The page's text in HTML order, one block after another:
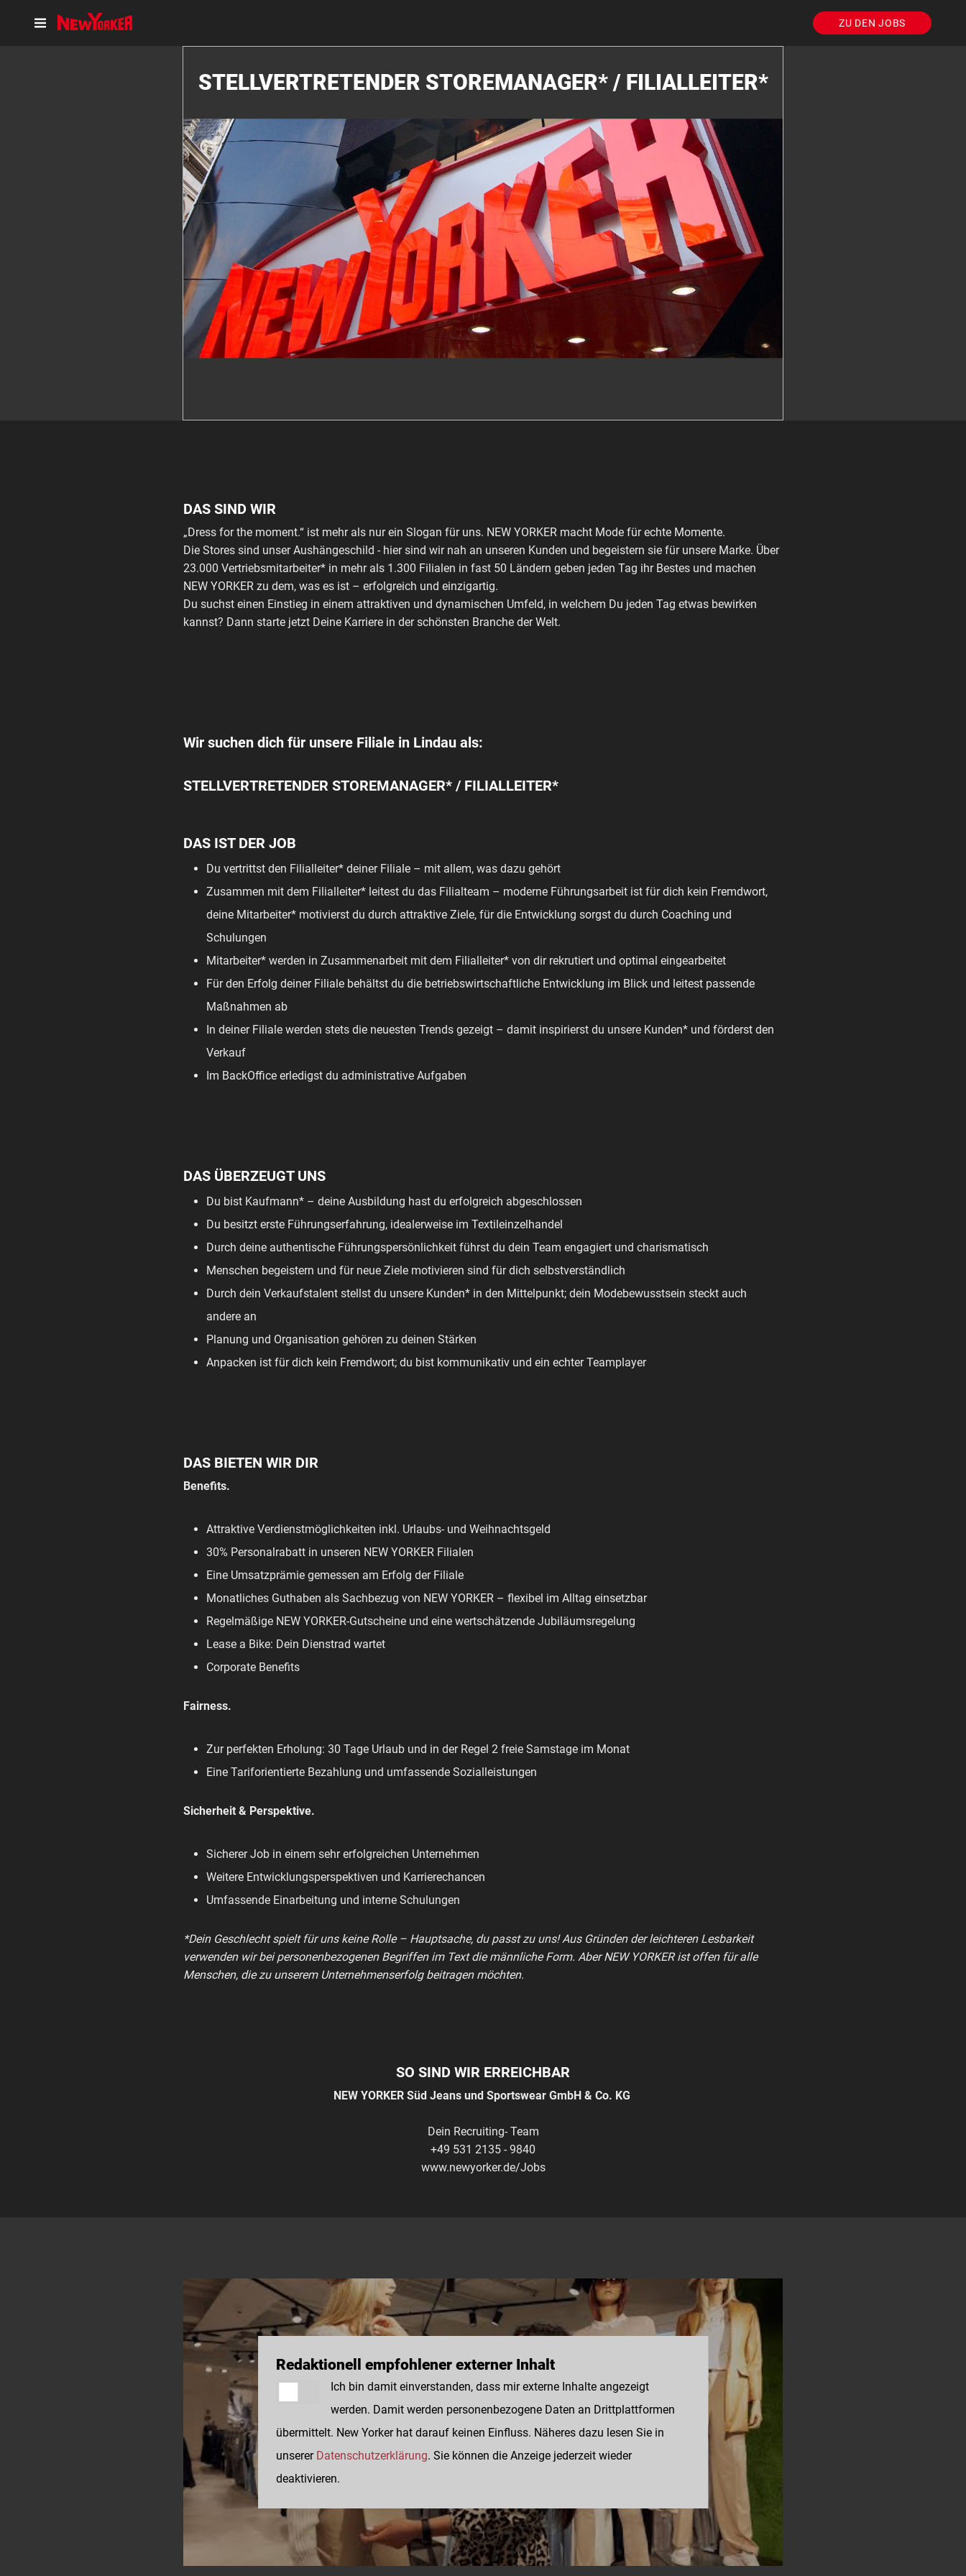
ZU DEN JOBS
STELLVERTRETENDER STOREMANAGER* / FILIALLEITER*
DAS SIND WIR
„Dress for the moment.“ ist mehr als nur ein Slogan für uns. NEW YORKER macht Mode für echte Momente.
Die Stores sind unser Aushängeschild - hier sind wir nah an unseren Kunden und begeistern sie für unsere Marke. Über
23.000 Vertriebsmitarbeiter* in mehr als 1.300 Filialen in fast 50 Ländern geben jeden Tag ihr Bestes und machen
NEW YORKER zu dem, was es ist – erfolgreich und einzigartig.
Du suchst einen Einstieg in einem attraktiven und dynamischen Umfeld, in welchem Du jeden Tag etwas bewirken
kannst? Dann starte jetzt Deine Karriere in der schönsten Branche der Welt.
Wir suchen dich für unsere Filiale in Lindau als:
STELLVERTRETENDER STOREMANAGER* / FILIALLEITER*
DAS IST DER JOB
Du vertrittst den Filialleiter* deiner Filiale – mit allem, was dazu gehört
Zusammen mit dem Filialleiter* leitest du das Filialteam – moderne Führungsarbeit ist für dich kein Fremdwort,
deine Mitarbeiter* motivierst du durch attraktive Ziele, für die Entwicklung sorgst du durch Coaching und
Schulungen
Mitarbeiter* werden in Zusammenarbeit mit dem Filialleiter* von dir rekrutiert und optimal eingearbeitet
Für den Erfolg deiner Filiale behältst du die betriebswirtschaftliche Entwicklung im Blick und leitest passende
Maßnahmen ab
In deiner Filiale werden stets die neuesten Trends gezeigt – damit inspirierst du unsere Kunden* und förderst den
Verkauf
Im BackOffice erledigst du administrative Aufgaben
DAS ÜBERZEUGT UNS
Du bist Kaufmann* – deine Ausbildung hast du erfolgreich abgeschlossen
Du besitzt erste Führungserfahrung, idealerweise im Textileinzelhandel
Durch deine authentische Führungspersönlichkeit führst du dein Team engagiert und charismatisch
Menschen begeistern und für neue Ziele motivieren sind für dich selbstverständlich
Durch dein Verkaufstalent stellst du unsere Kunden* in den Mittelpunkt; dein Modebewusstsein steckt auch
andere an
Planung und Organisation gehören zu deinen Stärken
Anpacken ist für dich kein Fremdwort; du bist kommunikativ und ein echter Teamplayer
DAS BIETEN WIR DIR
Benefits.
Attraktive Verdienstmöglichkeiten inkl. Urlaubs- und Weihnachtsgeld
30% Personalrabatt in unseren NEW YORKER Filialen
Eine Umsatzprämie gemessen am Erfolg der Filiale
Monatliches Guthaben als Sachbezug von NEW YORKER – flexibel im Alltag einsetzbar
Regelmäßige NEW YORKER-Gutscheine und eine wertschätzende Jubiläumsregelung
Lease a Bike: Dein Dienstrad wartet
Corporate Benefits
Fairness.
Zur perfekten Erholung: 30 Tage Urlaub und in der Regel 2 freie Samstage im Monat
Eine Tariforientierte Bezahlung und umfassende Sozialleistungen
Sicherheit & Perspektive.
Sicherer Job in einem sehr erfolgreichen Unternehmen
Weitere Entwicklungsperspektiven und Karrierechancen
Umfassende Einarbeitung und interne Schulungen
*Dein Geschlecht spielt für uns keine Rolle – Hauptsache, du passt zu uns! Aus Gründen der leichteren Lesbarkeit
verwenden wir bei personenbezogenen Begriffen im Text die männliche Form. Aber NEW YORKER ist offen für alle
Menschen, die zu unserem Unternehmenserfolg beitragen möchten.
SO SIND WIR ERREICHBAR
NEW YORKER Süd Jeans und Sportswear GmbH & Co. KG
Dein Recruiting- Team
+49 531 2135 - 9840
www.newyorker.de/Jobs
Redaktionell empfohlener externer Inhalt
Ich bin damit einverstanden, dass mir externe Inhalte angezeigt
werden. Damit werden personenbezogene Daten an Drittplattformen
übermittelt. New Yorker hat darauf keinen Einfluss. Näheres dazu lesen Sie in
unserer Datenschutzerklärung. Sie können die Anzeige jederzeit wieder
deaktivieren.